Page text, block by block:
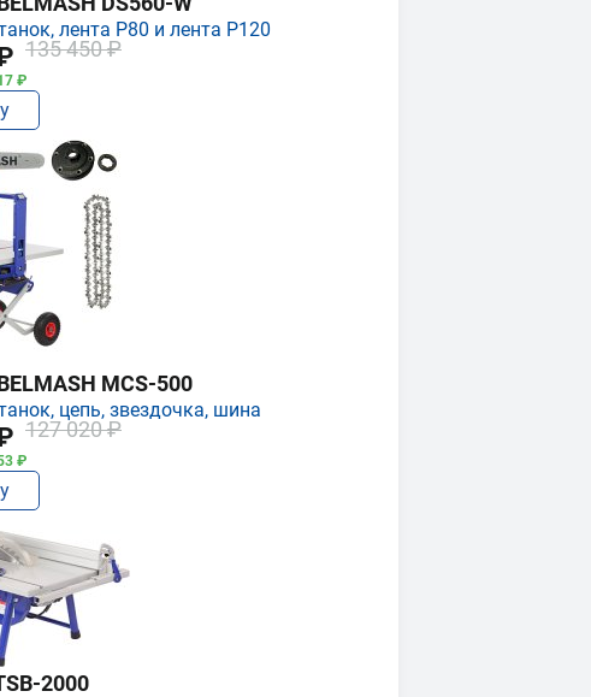
лента P80 и лента P120
135 450 ₽
₽
MCS-500
цепь, звездочка, шина
127 020 ₽
₽
2000